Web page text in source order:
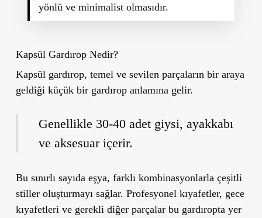
yönlü ve minimalist olmasıdır.
Kapsül Gardırop Nedir?
Kapsül gardırop, temel ve sevilen parçaların bir araya
geldiği küçük bir gardırop anlamına gelir.
Genellikle 30-40 adet giysi, ayakkabı
ve aksesuar içerir.
Bu sınırlı sayıda eşya, farklı kombinasyonlarla çeşitli
stiller oluşturmayı sağlar. Profesyonel kıyafetler, gece
kıyafetleri ve gerekli diğer parçalar bu gardıropta yer